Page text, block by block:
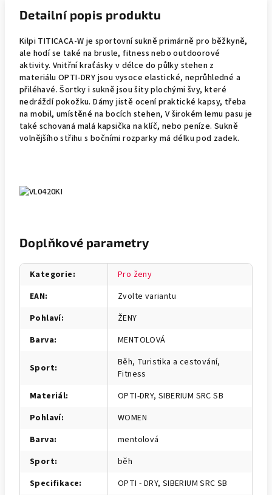
Detailní popis produktu
Kilpi TITICACA-W je sportovní sukně primárně pro běžkyně,
ale hodí se také na brusle, fitness nebo outdoorové
aktivity. Vnitřní kraťásky v délce do půlky stehen z
materiálu OPTI-DRY jsou vysoce elastické, neprůhledné a
přiléhavé. Šortky i sukně jsou šity plochými švy, které
nedráždí pokožku. Dámy jistě ocení praktické kapsy, třeba
na mobil, umístěné na bocích stehen, V širokém lemu pasu je
také schovaná malá kapsička na klíč, nebo peníze. Sukně
volnějšího střihu s bočními rozparky má délku pod zadek.
Doplňkové parametry
Kategorie:
Pro ženy
EAN:
Zvolte variantu
Pohlaví:
ŽENY
Barva: MENTOLOVÁ
Sport:
Běh, Turistika a cestování,
Fitness
Materiál:
OPTI-DRY, SIBERIUM SRC SB
Pohlaví:
WOMEN
Barva:
mentolová
Sport:
běh
Specifikace:
OPTI - DRY, SIBERIUM SRC SB